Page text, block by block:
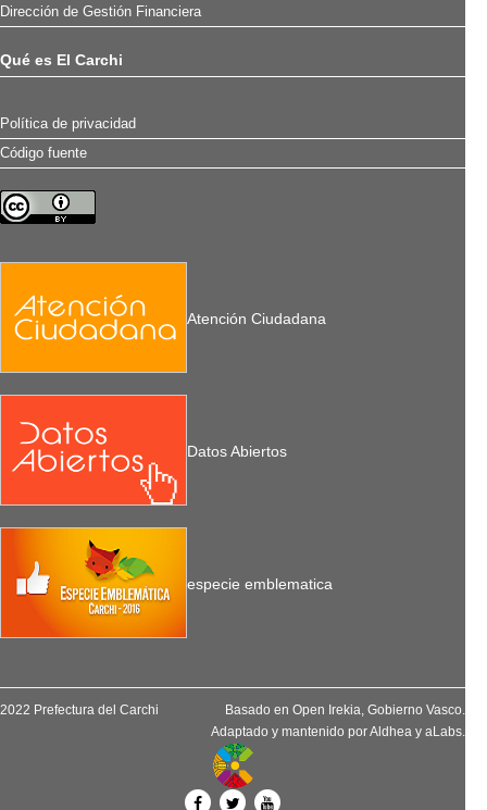
Dirección de Gestión Financiera
Qué es El Carchi
Política de privacidad
Código fuente
Atención Ciudadana
Datos Abiertos
especie emblematica
2022 Prefectura del Carchi Basado en Open Irekia , Gobierno Vasco.
Adaptado y mantenido porAldhea y aLabs